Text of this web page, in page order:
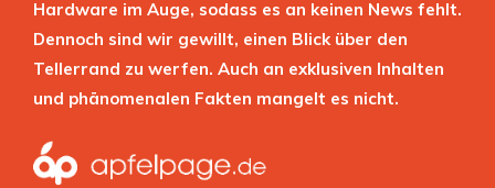
Hardware im Auge, sodass es an keinen News fehlt.
Dennoch sind wir gewillt, einen Blick über den
Tellerrand zu werfen. Auch an exklusiven Inhalten
und phänomenalen Fakten mangelt es nicht.